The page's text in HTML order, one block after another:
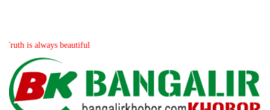
beautiful